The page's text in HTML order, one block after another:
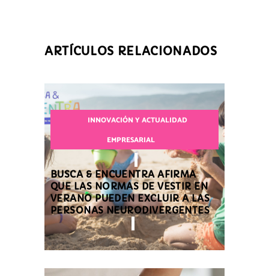
ARTÍCULOS RELACIONADOS
INNOVACIÓN Y ACTUALIDAD
EMPRESARIAL
BUSCA & ENCUENTRA AFIRMA
QUE LAS NORMAS DE VESTIR EN
VERANO PUEDEN EXCLUIR A LAS
PERSONAS NEURODIVERGENTES